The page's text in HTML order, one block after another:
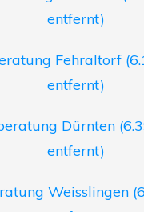
entfernt)
Fehraltorf
entfernt)
Dürnten
entfernt)
Weisslingen